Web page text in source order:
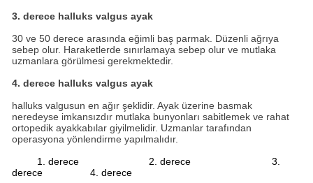
3. derece halluks valgus ayak
30 ve 50 derece arasında eğimli baş parmak. Düzenli ağrıya
sebep olur. Haraketlerde sınırlamaya sebep olur ve mutlaka
uzmanlara görülmesi gerekmektedir.
4. derece halluks valgus ayak
halluks valgusun en ağır şeklidir. Ayak üzerine basmak
neredeyse imkansızdır mutlaka bunyonları sabitlemek ve rahat
ortopedik ayakkabılar giyilmelidir. Uzmanlar tarafından
operasyona yönlendirme yapılmalıdır.
1. derece 2. derece 3.
derece 4. derece